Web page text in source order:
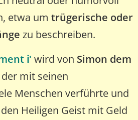
etwa um trügerische oder
zu beschreiben.
ℹ️' wird von Simon dem
mit seinen
Menschen verführte und
Heiligen Geist mit Geld